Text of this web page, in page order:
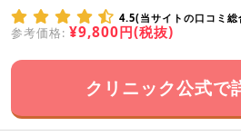
4.5(当サイトの口コミ総
参考価格: ¥9,800円(税抜)
クリニック公式で